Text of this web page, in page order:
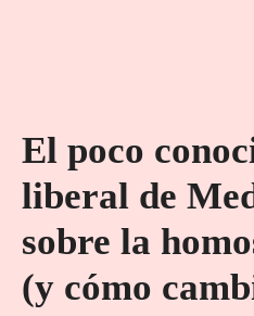
El poco
liberal de
sobre la
(y cómo